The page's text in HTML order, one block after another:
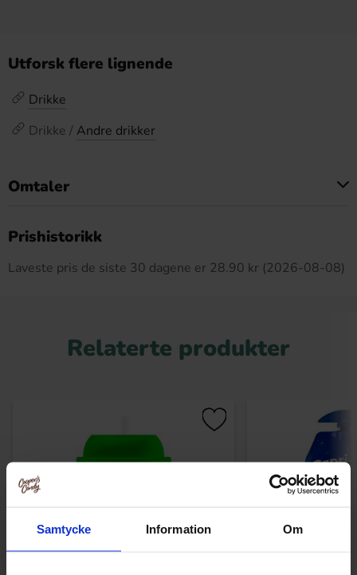
Samtycke Information Om
Utforsk flere lignende
Drikke
Drikke / Andre drikker
Omtaler
Prishistorikk
Laveste pris de siste 30 dagene er 28.90 kr (2026-08-08)
Relaterte produkter